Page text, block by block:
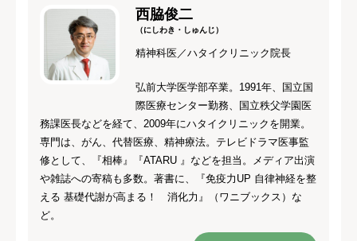
西脇俊二
（にしわき・しゅんじ）
精神科医／ハタイクリニック院長
弘前大学医学部卒業。1991年、国立国
際医療センター勤務、国立秩父学園医
務課医長などを経て、2009年にハタイクリニックを開業。
専門は、がん、代替医療、精神療法。テレビドラマ医事監
修として、『相棒』『ATARU 』などを担当。メディア出演
や雑誌への寄稿も多数。著書に、『免疫力UP 自律神経を整
える 基礎代謝が高まる！ 消化力』（ワニブックス）な
ど。